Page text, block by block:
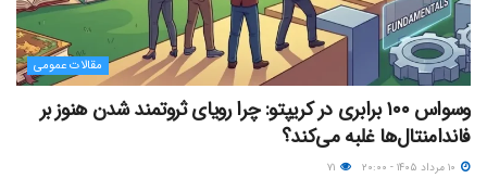
مقالات عمومی
وسواس ۱۰۰ برابری در کریپتو: چرا رویای ثروتمند شدن هنوز بر
فاندامنتال‌ها غلبه می‌کند؟